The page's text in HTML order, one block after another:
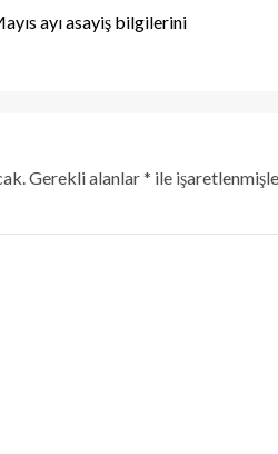
ayı asayiş bilgilerini
Gerekli alanlar* ile